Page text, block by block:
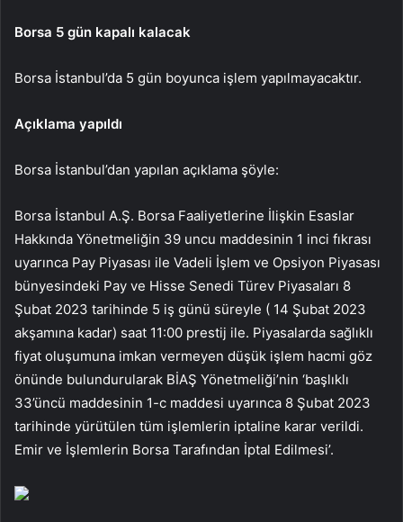
Borsa 5 gün kapalı kalacak
Borsa İstanbul’da 5 gün boyunca işlem yapılmayacaktır.
Açıklama yapıldı
Borsa İstanbul’dan yapılan açıklama şöyle:
Borsa İstanbul A.Ş. Borsa Faaliyetlerine İlişkin Esaslar
Hakkında Yönetmeliğin 39 uncu maddesinin 1 inci fıkrası
uyarınca Pay Piyasası ile Vadeli İşlem ve Opsiyon Piyasası
bünyesindeki Pay ve Hisse Senedi Türev Piyasaları 8
Şubat 2023 tarihinde 5 iş günü süreyle ( 14 Şubat 2023
akşamına kadar) saat 11:00 prestij ile. Piyasalarda sağlıklı
fiyat oluşumuna imkan vermeyen düşük işlem hacmi göz
önünde bulundurularak BİAŞ Yönetmeliği’nin ‘başlıklı
33’üncü maddesinin 1-c maddesi uyarınca 8 Şubat 2023
tarihinde yürütülen tüm işlemlerin iptaline karar verildi.
Emir ve İşlemlerin Borsa Tarafından İptal Edilmesi’.